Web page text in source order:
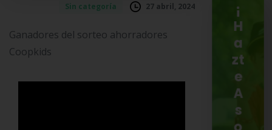
Sin categoría 27 abril, 2024
Ganadores del sorteo ahorradores
Coopkids
¡
H
a
zt
e
A
s